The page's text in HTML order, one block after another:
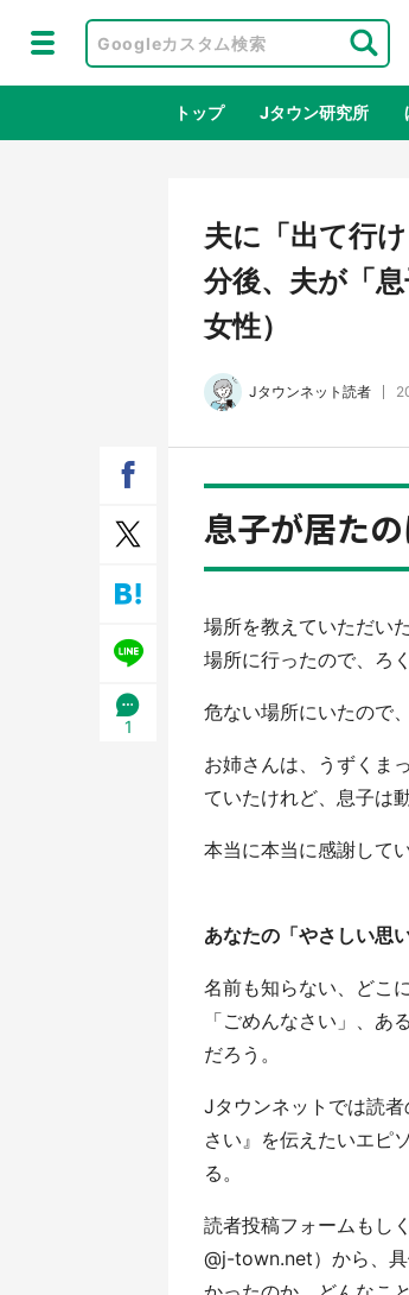
トップ Jタウン研究所
が生産されてます【7／31～
夫に「出て行
分後、夫が「
女性）
Jタウンネット読者
1
息子が居た
場所を教えていただい
場所に行ったので、ろ
危ない場所にいたので
お姉さんは、うずくま
ていたけれど、息子は
本当に本当に感謝して
あなたの「やさしい思
名前も知らない、どこ
「ごめんなさい」、
だろう。
Jタウンネットでは読
さい』を伝えたいエピ
る。
読者投稿フォームもし
@j-town.net）から、